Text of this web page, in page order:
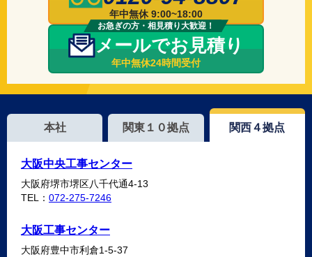
年中無休 9:00~18:00
お急ぎの方・相見積り大歓迎！
メールでお見積り
年中無休24時間受付
本社 関東１０拠点 関西４拠点
大阪中央工事センター
大阪府堺市堺区八千代通4-13
TEL： 072-275-7246
大阪工事センター
大阪府豊中市利倉1-5-37